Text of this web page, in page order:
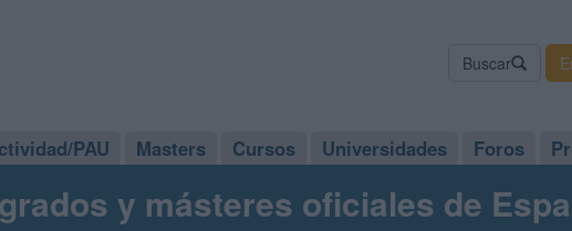
Buscar
PAU Masters Cursos Universidades Foros
y másteres oficiales de